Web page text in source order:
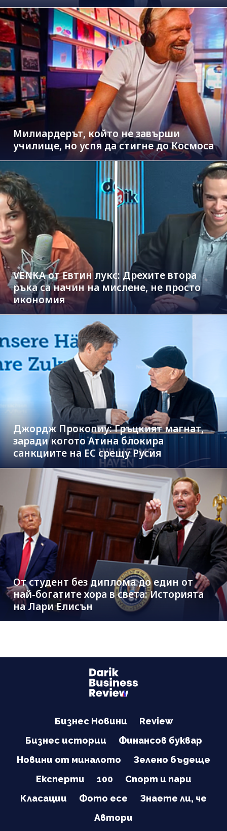
Милиардерът, който не завърши
училище, но успя да стигне до Космоса
VENKA от Евтин лукс: Дрехите втора
ръка са начин на мислене, не просто
икономия
Джордж Прокопиу: Гръцкият магнат,
заради когото Атина блокира
санкциите на ЕС срещу Русия
От студент без диплома до един от
най-богатите хора в света: Историята
на Лари Елисън
Бизнес Новини
Review
Бизнес истории
Финансов буквар
Новини от миналото
Зелено бъдеще
Експерти
100
Спорт и пари
Класации
Фото есе
Знаете ли, че
Автори